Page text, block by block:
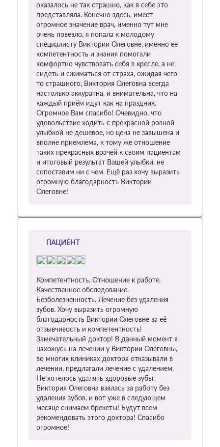
оказалось не так страшно, как я себе это
представляла. Конечно здесь, имеет
огромное значение врач, именно тут мне
очень повезло, я попала к молодому
специалисту Виктории Олеговне, именно ее
компетентность и знания помогали
комфортно чувствовать себя в кресле, а не
сидеть и сжиматься от страха, ожидая чего-
то страшного, Виктория Олеговна всегда
настолько аккуратна, и внимательна, что на
каждый приём идут как на праздник.
Огромное Вам спасибо! Очевидно, что
удовольствие ходить с прекрасной ровной
улыбкой не дешевое, но цена не завышена и
вполне приемлема, к тому же отношение
таких прекрасных врачей к своим пациентам
и итоговый результат Вашей улыбки, не
сопоставим ни с чем. Ещё раз хочу выразить
огромную благодарность Виктории
Олеговне!
ПАЦИЕНТ
Компетентность. Отношение к работе.
Качественное обследование.
Безболезненность. Лечение без удаления
зубов. Хочу выразить огромную
благодарность Виктории Олеговне за её
отзывчивость и компетентность!
Замечательный доктор! В данный момент я
нахожусь на лечении у Виктории Олеговны,
во многих клиниках доктора отказывали в
лечении, предлагали лечение с удалением.
Не хотелось удалять здоровые зубы.
Виктория Олеговна взялась за работу без
удаления зубов, и вот уже в следующем
месяце снимаем брекеты! Будут всем
рекомендовать этого доктора! Спасибо
огромное!